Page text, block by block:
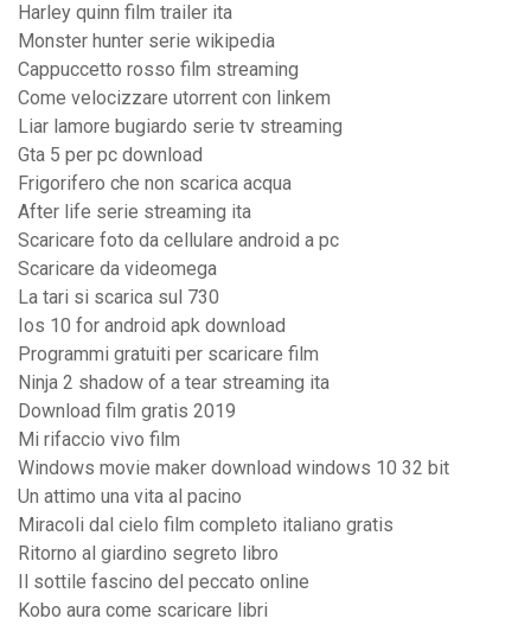
Harley quinn film trailer ita
Monster hunter serie wikipedia
Cappuccetto rosso film streaming
Come velocizzare utorrent con linkem
Liar lamore bugiardo serie tv streaming
Gta 5 per pc download
Frigorifero che non scarica acqua
After life serie streaming ita
Scaricare foto da cellulare android a pc
Scaricare da videomega
La tari si scarica sul 730
Ios 10 for android apk download
Programmi gratuiti per scaricare film
Ninja 2 shadow of a tear streaming ita
Download film gratis 2019
Mi rifaccio vivo film
Windows movie maker download windows 10 32 bit
Un attimo una vita al pacino
Miracoli dal cielo film completo italiano gratis
Ritorno al giardino segreto libro
Il sottile fascino del peccato online
Kobo aura come scaricare libri